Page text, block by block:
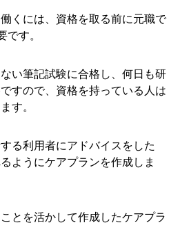
くには、資格を取る前に元職で
す。
い筆記試験に合格し、何日も研
すので、資格を持っている人は
す。
る利用者にアドバイスをした
ようにケアプランを作成しま
とを活かして作成したケアプラ